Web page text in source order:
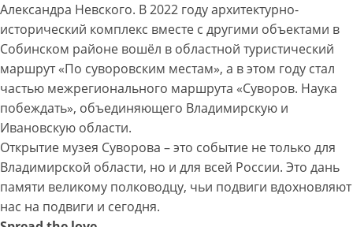
Александра Невского. В 2022 году архитектурно-
исторический комплекс вместе с другими объектами в
Собинском районе вошёл в областной туристический
маршрут «По суворовским местам», а в этом году стал
частью межрегионального маршрута «Суворов. Наука
побеждать», объединяющего Владимирскую и
Ивановскую области.
Открытие музея Суворова – это событие не только для
Владимирской области, но и для всей России. Это дань
памяти великому полководцу, чьи подвиги вдохновляют
нас на подвиги и сегодня.